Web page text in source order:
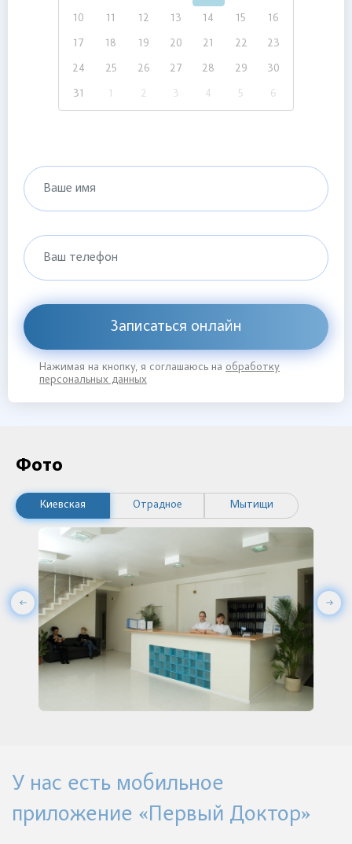
10 11 12 13 14 15 16
17 18 19 20 21 22 23
24 25 26 27 28 29 30
31 1 2 3 4 5 6
Ваше имя
Ваш телефон
Записаться онлайн
Нажимая на кнопку, я соглашаюсь на обработку
персональных данных
Фото
Киевская Отрадное Мытищи
У нас есть мобильное
приложение «Первый Доктор»